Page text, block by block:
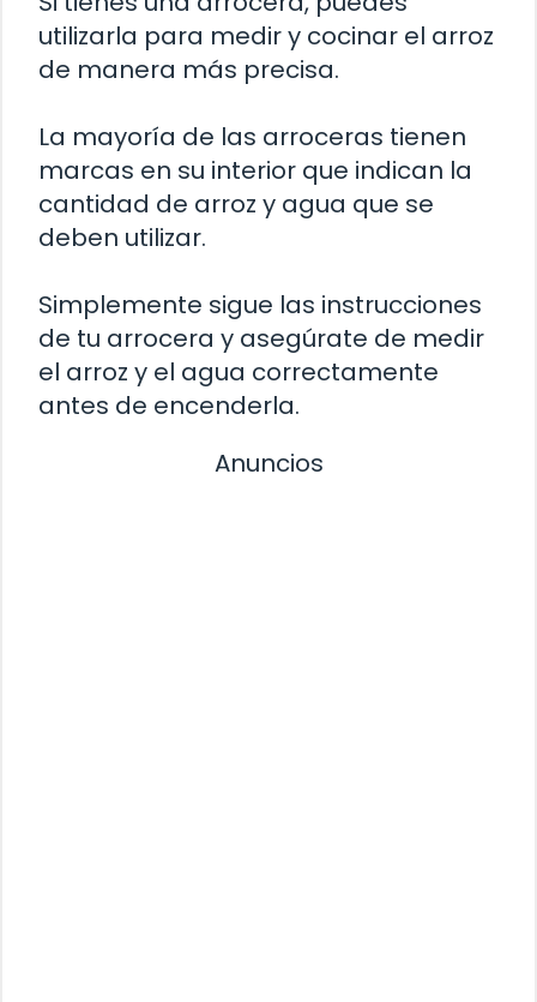
utilizarla para medir y cocinar el arroz
de manera más precisa.
La mayoría de las arroceras tienen
marcas en su interior que indican la
cantidad de arroz y agua que se
deben utilizar.
Simplemente sigue las instrucciones
de tu arrocera y asegúrate de medir
el arroz y el agua correctamente
antes de encenderla.
Anuncios